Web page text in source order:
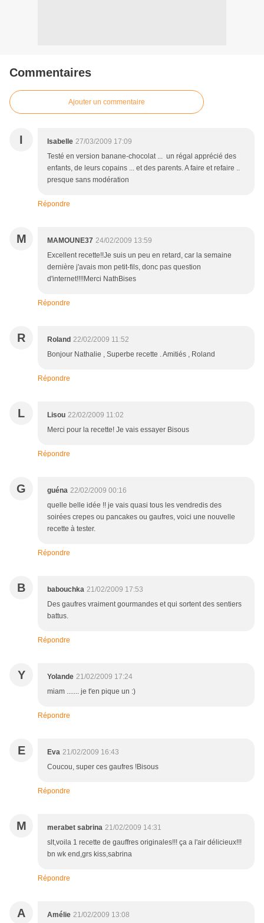
Commentaires
Ajouter un commentaire
I Isabelle 27/03/2009 17:09
Testé en version banane-chocolat ... un régal apprécié des
enfants, de leurs copains ... et des parents. A faire et refaire ..
presque sans modération
Répondre
M MAMOUNE37 24/02/2009 13:59
Excellent recette!!Je suis un peu en retard, car la semaine
dernière j'avais mon petit-fils, donc pas question
d'internet!!!!Merci NathBises
Répondre
R Roland 22/02/2009 11:52
Bonjour Nathalie , Superbe recette . Amitiés , Roland
Répondre
L Lisou 22/02/2009 11:02
Merci pour la recette! Je vais essayer Bisous
Répondre
G guéna 22/02/2009 00:16
quelle belle idée !! je vais quasi tous les vendredis des
soirées crepes ou pancakes ou gaufres, voici une nouvelle
recette à tester.
Répondre
B babouchka 21/02/2009 17:53
Des gaufres vraiment gourmandes et qui sortent des sentiers
battus.
Répondre
Y Yolande 21/02/2009 17:24
miam ....... je t'en pique un :)
Répondre
E Eva 21/02/2009 16:43
Coucou, super ces gaufres !Bisous
Répondre
M merabet sabrina 21/02/2009 14:31
slt,voila 1 recette de gauffres originales!!! ça a l'air délicieux!!!
bn wk end,grs kiss,sabrina
Répondre
A Amélie 21/02/2009 13:08